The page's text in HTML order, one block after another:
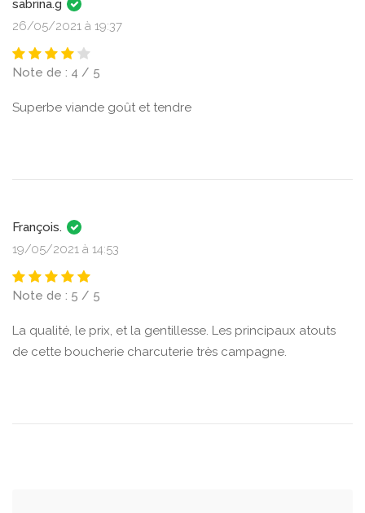
sabrina.g
26/05/2021 à 19:37
Note de : 4 / 5
Superbe viande goût et tendre
François.
19/05/2021 à 14:53
Note de : 5 / 5
La qualité, le prix, et la gentillesse. Les principaux atouts
de cette boucherie charcuterie très campagne.